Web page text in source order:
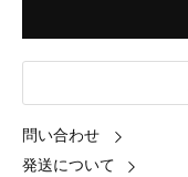
問い合わせ
発送について